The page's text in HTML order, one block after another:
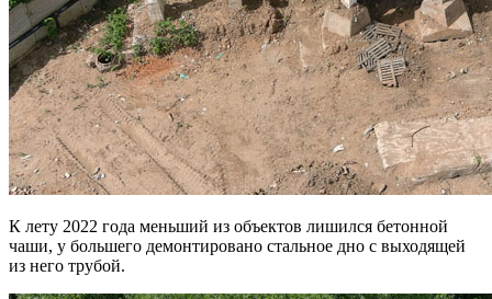
К лету 2022 года меньший из объектов лишился бетонной
чаши, у большего демонтировано стальное дно с выходящей
из него трубой.